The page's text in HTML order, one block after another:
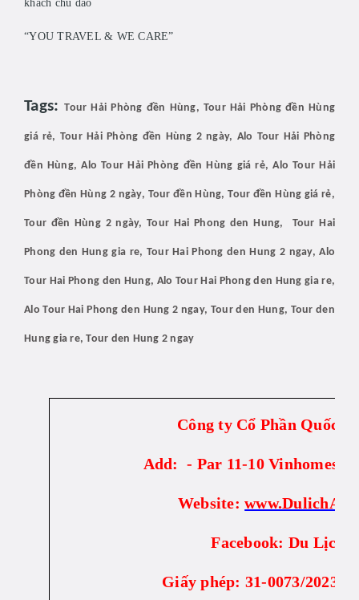
khách chu đáo
“YOU TRAVEL & WE CARE”
Tags:Tour Hải Phòng đền Hùng, Tour Hải Phòng đền Hùng
giá rẻ, Tour Hải Phòng đền Hùng 2 ngày, Alo Tour Hải Phòng
đền Hùng, Alo Tour Hải Phòng đền Hùng giá rẻ, Alo Tour Hải
Phòng đền Hùng 2 ngày, Tour đền Hùng, Tour đền Hùng giá rẻ,
Tour đền Hùng 2 ngày, Tour Hai Phong den Hung, Tour Hai
Phong den Hung gia re, Tour Hai Phong den Hung 2 ngay, Alo
Tour Hai Phong den Hung, Alo Tour Hai Phong den Hung gia re,
Alo Tour Hai Phong den Hung 2 ngay, Tour den Hung, Tour den
Hung gia re, Tour den Hung 2 ngay
Công ty Cổ Phần Quốc
Add: - Par 11-10 Vinhomes
Website:
Facebook: Du Lịch
Giấy phép: 31-0073/2023/